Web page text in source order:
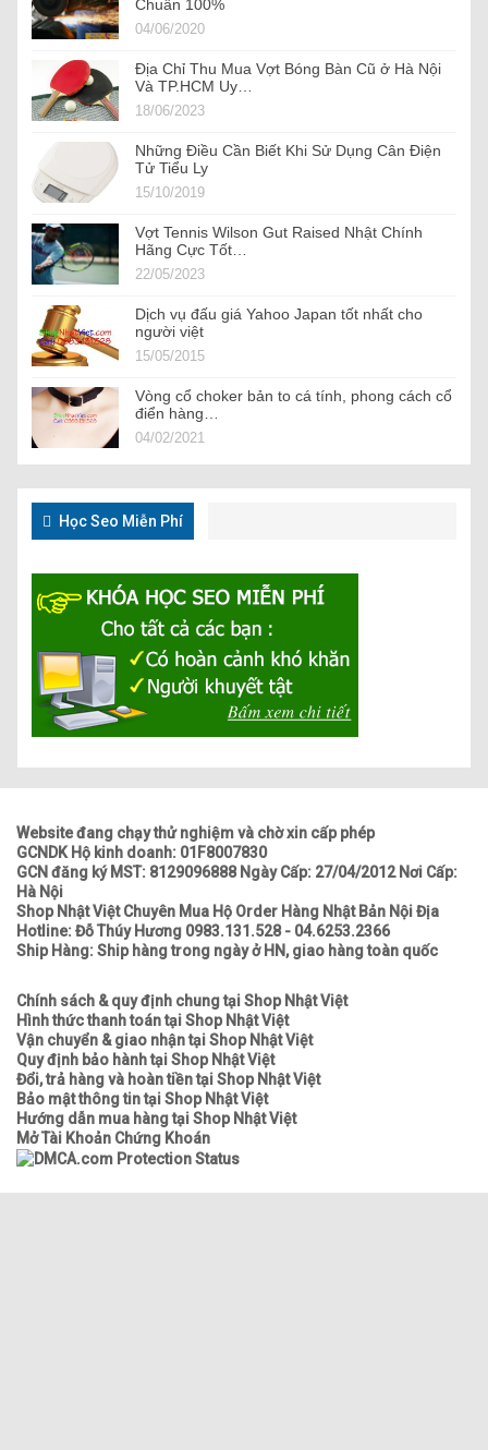
Chuẩn 100%
04/06/2020
Địa Chỉ Thu Mua Vợt Bóng Bàn Cũ ở Hà Nội
Và TP.HCM Uy…
18/06/2023
Những Điều Cần Biết Khi Sử Dụng Cân Điện
Tử Tiểu Ly
15/10/2019
Vợt Tennis Wilson Gut Raised Nhật Chính
Hãng Cực Tốt…
22/05/2023
Dịch vụ đấu giá Yahoo Japan tốt nhất cho
người việt
15/05/2015
Vòng cổ choker bản to cá tính, phong cách cổ
điển hàng…
04/02/2021
Học Seo Miễn Phí
Website đang chạy thử nghiệm và chờ xin cấp phép
GCNDK Hộ kinh doanh: 01F8007830
GCN đăng ký MST: 8129096888 Ngày Cấp: 27/04/2012 Nơi Cấp:
Hà Nội
Shop Nhật Việt Chuyên Mua Hộ Order Hàng Nhật Bản Nội Địa
Hotline: Đỗ Thúy Hương 0983.131.528 - 04.6253.2366
Ship Hàng: Ship hàng trong ngày ở HN, giao hàng toàn quốc
Chính sách & quy định chung tại Shop Nhật Việt
Hình thức thanh toán tại Shop Nhật Việt
Vận chuyển & giao nhận tại Shop Nhật Việt
Quy định bảo hành tại Shop Nhật Việt
Đổi, trả hàng và hoàn tiền tại Shop Nhật Việt
Bảo mật thông tin tại Shop Nhật Việt
Hướng dẫn mua hàng tại Shop Nhật Việt
Mở Tài Khoản Chứng Khoán